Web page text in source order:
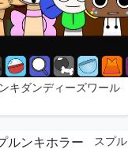
キダンディーズワール
スプル